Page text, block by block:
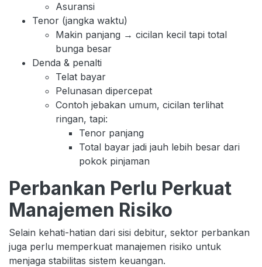
Asuransi
Tenor (jangka waktu)
Makin panjang → cicilan kecil tapi total
bunga besar
Denda & penalti
Telat bayar
Pelunasan dipercepat
Contoh jebakan umum, cicilan terlihat
ringan, tapi:
Tenor panjang
Total bayar jadi jauh lebih besar dari
pokok pinjaman
Perbankan Perlu Perkuat
Manajemen Risiko
Selain kehati-hatian dari sisi debitur, sektor perbankan
juga perlu memperkuat manajemen risiko untuk
menjaga stabilitas sistem keuangan.